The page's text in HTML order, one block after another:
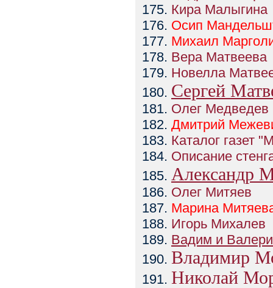
Кира Малыгина
Осип
Михаил
Вера Матвеева
Новелла
Сергей
Олег Медведев
Дмитрий
Каталог газет
Описание
Александр
Олег Митяев
Марина
Игорь Михалев
Вадим и
Владимир
Николай